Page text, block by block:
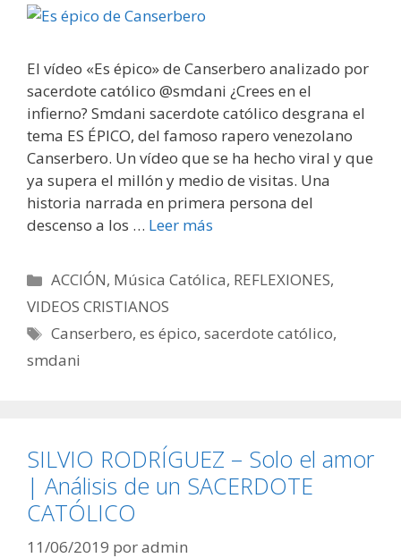
El vídeo «Es épico» de Canserbero analizado por
sacerdote católico @smdani ¿Crees en el
infierno? Smdani sacerdote católico desgrana el
tema ES ÉPICO, del famoso rapero venezolano
Canserbero. Un vídeo que se ha hecho viral y que
ya supera el millón y medio de visitas. Una
historia narrada en primera persona del
descenso a los … Leer más
Categorías
ACCIÓN, Música Católica, REFLEXIONES,
VIDEOS CRISTIANOS
Etiquetas
Canserbero,es épico,sacerdote católico,
smdani
SILVIO RODRÍGUEZ – Solo el amor
| Análisis de un SACERDOTE
CATÓLICO
11/06/2019 poradmin